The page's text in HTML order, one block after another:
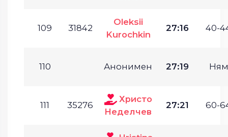
109 31842
Oleksii
Kurochkin
27:16 40-
110 Анонимен 27:19
111 35276
Христо
Неделчев
27:21 60-